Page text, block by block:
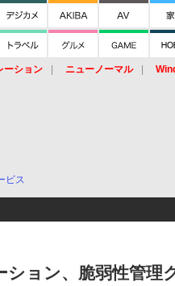
ーション ニューノーマル
ビス
ョン、脆弱性管理